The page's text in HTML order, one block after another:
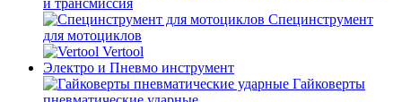
и трансмиссия
Специнструмент
для мотоциклов
Vertool
Электро и Пневмо инструмент
Гайковерты